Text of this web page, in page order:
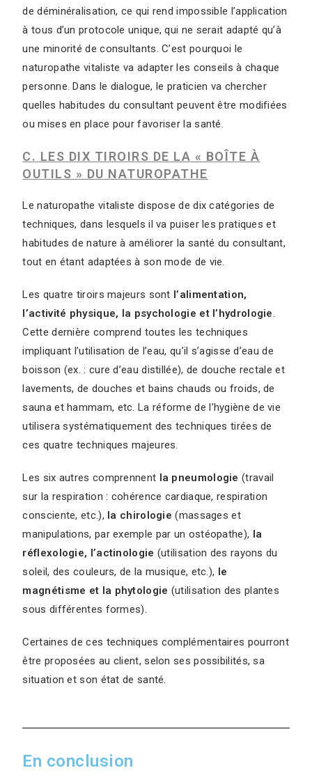
de déminéralisation, ce qui rend impossible l’application
à tous d’un protocole unique, qui ne serait adapté qu’à
une minorité de consultants. C’est pourquoi le
naturopathe vitaliste va adapter les conseils à chaque
personne. Dans le dialogue, le praticien va chercher
quelles habitudes du consultant peuvent être modifiées
ou mises en place pour favoriser la santé.
C. LES DIX TIROIRS DE LA « BOÎTE À
OUTILS » DU NATUROPATHE
Le naturopathe vitaliste dispose de dix catégories de
techniques, dans lesquels il va puiser les pratiques et
habitudes de nature à améliorer la santé du consultant,
tout en étant adaptées à son mode de vie.
Les quatre tiroirs majeurs sont l’alimentation,
l’activité physique, la psychologie et l’hydrologie.
Cette dernière comprend toutes les techniques
impliquant l’utilisation de l’eau, qu’il s’agisse d’eau de
boisson (ex. : cure d’eau distillée), de douche rectale et
lavements, de douches et bains chauds ou froids, de
sauna et hammam, etc. La réforme de l’hygiène de vie
utilisera systématiquement des techniques tirées de
ces quatre techniques majeures.
Les six autres comprennent la pneumologie (travail
sur la respiration : cohérence cardiaque, respiration
consciente, etc.), la chirologie (massages et
manipulations, par exemple par un ostéopathe), la
réflexologie, l’actinologie (utilisation des rayons du
soleil, des couleurs, de la musique, etc.), le
magnétisme et la phytologie (utilisation des plantes
sous différentes formes).
Certaines de ces techniques complémentaires pourront
être proposées au client, selon ses possibilités, sa
situation et son état de santé.
En conclusion